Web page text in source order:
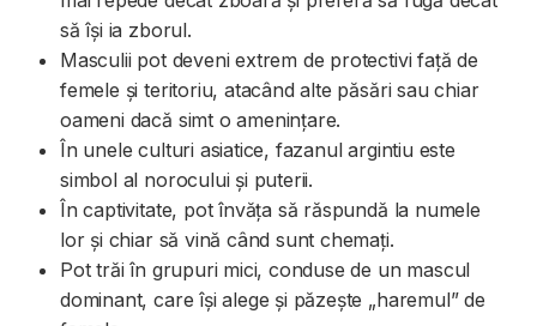
să își ia zborul.
Masculii pot deveni extrem de protectivi față de
femele și teritoriu, atacând alte păsări sau chiar
oameni dacă simt o amenințare.
În unele culturi asiatice, fazanul argintiu este
simbol al norocului și puterii.
În captivitate, pot învăța să răspundă la numele
lor și chiar să vină când sunt chemați.
Pot trăi în grupuri mici, conduse de un mascul
dominant, care își alege și păzește „haremul” de